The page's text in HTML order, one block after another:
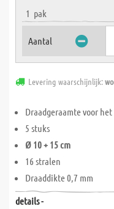
1 pak
Aantal
Levering waarschijnlijk:
Draadgeraamte voor
5 stuks
Ø 10 + 15 cm
16 stralen
Draaddikte 0,7 mm
details -